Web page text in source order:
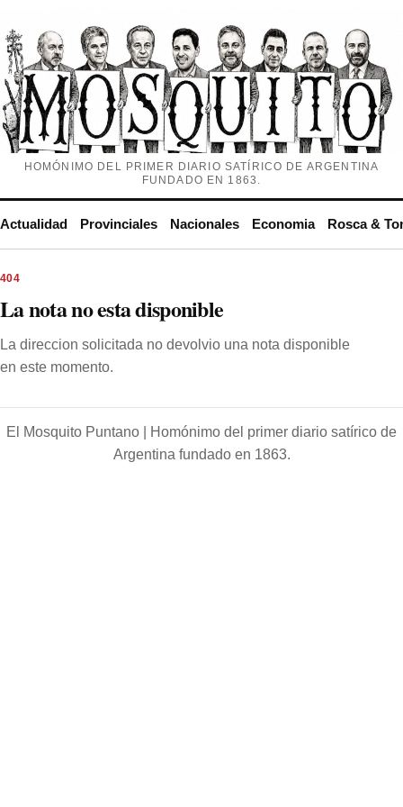
HOMÓNIMO DEL PRIMER DIARIO SATÍRICO DE ARGENTINA
FUNDADO EN 1863.
Actualidad Provinciales Nacionales Economia Rosca &
404
La nota no esta disponible
La direccion solicitada no devolvio una nota disponible
en este momento.
El Mosquito Puntano |
Homónimo del primer diario satírico de
Argentina fundado en 1863.